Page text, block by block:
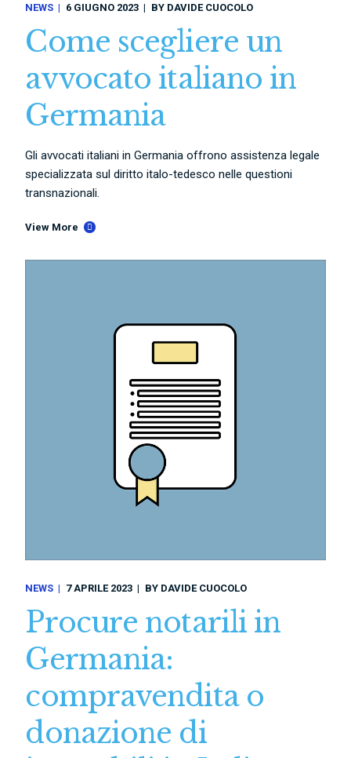
NEWS 6 GIUGNO 2023 BY DAVIDE CUOCOLO
Come scegliere un
avvocato italiano in
Germania
Gli avvocati italiani in Germania offrono assistenza legale
specializzata sul diritto italo-tedesco nelle questioni
transnazionali.
View More
NEWS 7 APRILE 2023 BY DAVIDE CUOCOLO
Procure notarili in
Germania:
compravendita o
donazione di